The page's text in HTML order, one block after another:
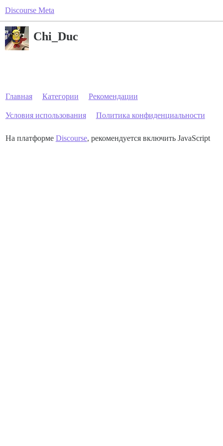
Discourse Meta
Chi_Duc
Главная Категории Рекомендации
Условия использования Политика конфиденциальности
На платформе Discourse, рекомендуется включить JavaScript